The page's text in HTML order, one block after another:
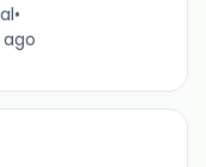
•
ago